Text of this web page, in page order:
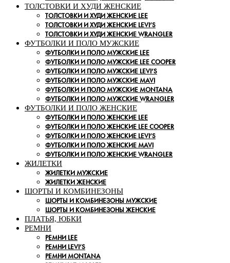
ТОЛСТОВКИ И ХУДИ ЖЕНСКИЕ
ТОЛСТОВКИ И ХУДИ ЖЕНСКИЕ LEE
ТОЛСТОВКИ И ХУДИ ЖЕНСКИЕ LEVI’S
ТОЛСТОВКИ И ХУДИ ЖЕНСКИЕ WRANGLER
ФУТБОЛКИ И ПОЛО МУЖСКИЕ
ФУТБОЛКИ И ПОЛО МУЖСКИЕ LEE
ФУТБОЛКИ И ПОЛО МУЖСКИЕ LEE COOPER
ФУТБОЛКИ И ПОЛО МУЖСКИЕ LEVI’S
ФУТБОЛКИ И ПОЛО МУЖСКИЕ MAVI
ФУТБОЛКИ И ПОЛО МУЖСКИЕ MONTANA
ФУТБОЛКИ И ПОЛО МУЖСКИЕ WRANGLER
ФУТБОЛКИ И ПОЛО ЖЕНСКИЕ
ФУТБОЛКИ И ПОЛО ЖЕНСКИЕ LEE
ФУТБОЛКИ И ПОЛО ЖЕНСКИЕ LEE COOPER
ФУТБОЛКИ И ПОЛО ЖЕНСКИЕ LEVI’S
ФУТБОЛКИ И ПОЛО ЖЕНСКИЕ MAVI
ФУТБОЛКИ И ПОЛО ЖЕНСКИЕ WRANGLER
ЖИЛЕТКИ
ЖИЛЕТКИ МУЖСКИЕ
ЖИЛЕТКИ ЖЕНСКИЕ
ШОРТЫ И КОМБИНЕЗОНЫ
ШОРТЫ И КОМБИНЕЗОНЫ МУЖСКИЕ
ШОРТЫ И КОМБИНЕЗОНЫ ЖЕНСКИЕ
ПЛАТЬЯ, ЮБКИ
РЕМНИ
РЕМНИ LEE
РЕМНИ LEVI’S
РЕМНИ MONTANA